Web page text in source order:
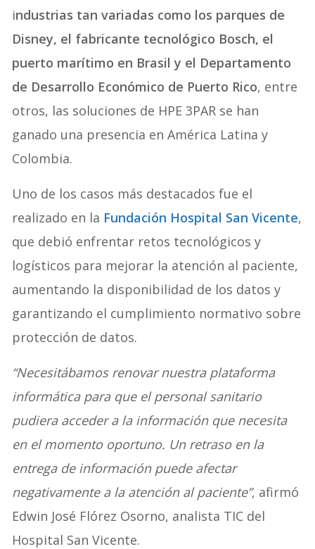
industrias tan variadas como los parques de
Disney, el fabricante tecnológico Bosch, el
puerto marítimo en Brasil y el Departamento
de Desarrollo Económico de Puerto Rico, entre
otros, las soluciones de HPE 3PAR se han
ganado una presencia en América Latina y
Colombia.
Uno de los casos más destacados fue el
realizado en la Fundación Hospital San Vicente,
que debió enfrentar retos tecnológicos y
logísticos para mejorar la atención al paciente,
aumentando la disponibilidad de los datos y
garantizando el cumplimiento normativo sobre
protección de datos.
“Necesitábamos renovar nuestra plataforma
informática para que el personal sanitario
pudiera acceder a la información que necesita
en el momento oportuno. Un retraso en la
entrega de información puede afectar
negativamente a la atención al paciente”, afirmó
Edwin José Flórez Osorno, analista TIC del
Hospital San Vicente.